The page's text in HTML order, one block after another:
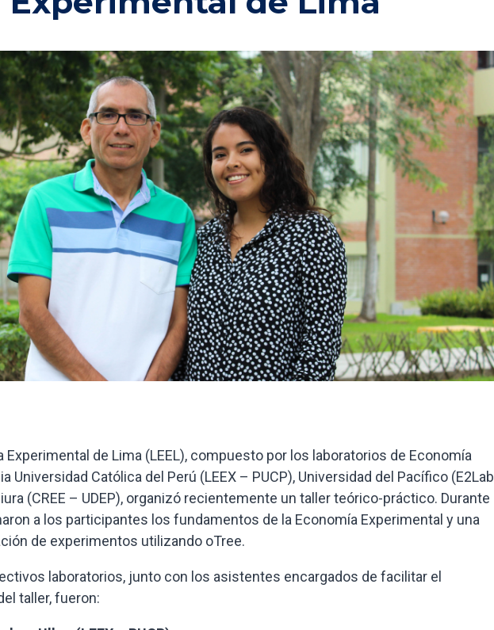
Experimental de Lima (LEEL), compuesto por los laboratorios de Economía
Universidad Católica del Perú (LEEX – PUCP), Universidad del Pacífico (E2Lab
(CREE – UDEP), organizó recientemente un taller teórico-práctico. Durante
a los participantes los fundamentos de la Economía Experimental y una
de experimentos utilizando oTree.
laboratorios, junto con los asistentes encargados de facilitar el
taller, fueron: